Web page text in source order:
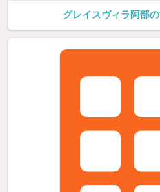
グレイスヴィラ阿部